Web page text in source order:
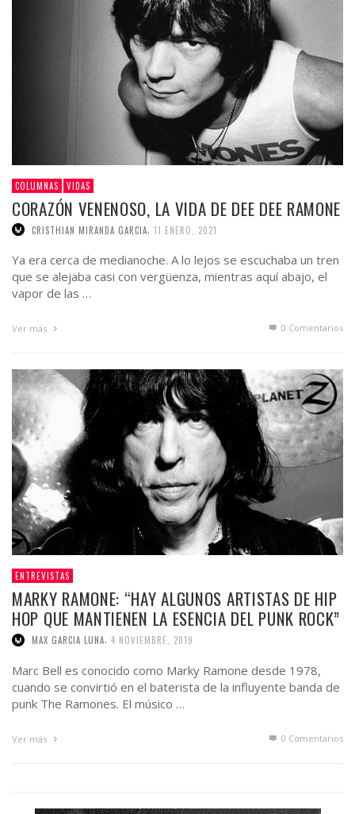
COLUMNAS VIDAS
CORAZÓN VENENOSO, LA VIDA DE DEE DEE RAMONE
CRISTHIAN MIRANDA GARCIA 11 ENERO, 2021
Ya era cerca de medianoche. A lo lejos se escuchaba un tren
que se alejaba casi con vergüenza, mientras aquí abajo, el
vapor de las …
Ver más 0 Comentarios
ENTREVISTAS
MARKY RAMONE: “HAY ALGUNOS ARTISTAS DE HIP
HOP QUE MANTIENEN LA ESENCIA DEL PUNK ROCK”
MAX GARCIA LUNA, 4 NOVIEMBRE, 2019
Marc Bell es conocido como Marky Ramone desde 1978,
cuando se convirtió en el baterista de la influyente banda de
punk The Ramones. El músico …
Ver más 0 Comentarios